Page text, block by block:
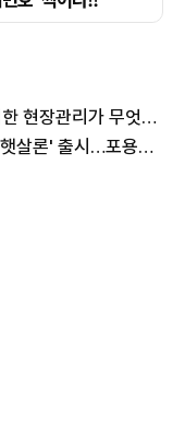
김성제 의왕시장 "폭염 취약대상 세심한 현장관리가 무엇보다 중요"
IBK기업은행, 취약계층 대상 '비대면 햇살론' 출시…포용금융 확대